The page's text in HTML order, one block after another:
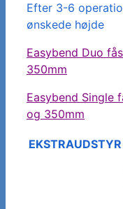
Efter 3-6
ønskede højde
Easybend Duo
350mm
Easybend Single
og 350mm
EKSTRAUDSTYR